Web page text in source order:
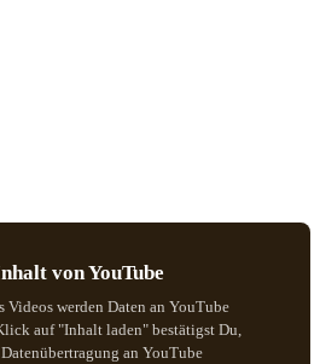
von YouTube
Videos werden Daten an YouTube
auf "Inhalt laden" bestätigst Du,
an YouTube